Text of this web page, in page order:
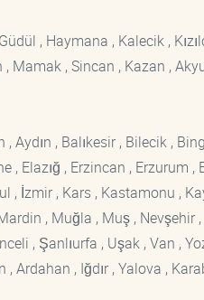
, Haymana , Kalecik ,
Mamak , Sincan , Kazan ,
Aydın , Balıkesir , Bilecik ,
, Elazığ , Erzincan , Erzurum ,
, İzmir , Kars , Kastamonu ,
, Muğla , Muş , Nevşehir ,
, Şanlıurfa , Uşak , Van ,
Ardahan , Iğdır , Yalova ,